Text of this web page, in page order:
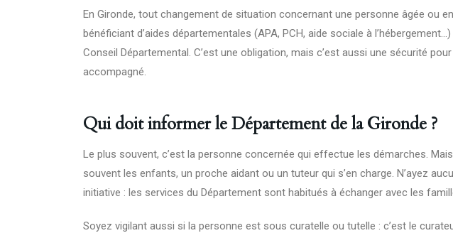
En Gironde, tout changement de situation concernant une personne âgée ou
bénéficiant d’aides départementales (APA, PCH, aide sociale à
Conseil Départemental. C’est une obligation, mais c’est aussi une sécurité
accompagné.
Qui doit informer le Département de la Gironde ?
Le plus souvent, c’est la personne concernée qui effectue les démarches.
souvent les enfants, un proche aidant ou un tuteur qui s’en charge. N’ayez
initiative : les services du Département sont habitués à échanger avec les
Soyez vigilant aussi si la personne est sous curatelle ou tutelle : c’est le